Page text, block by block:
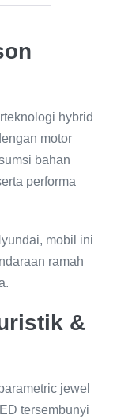
hybrid
motor
bahan
performa
mobil ini
ramah
&
jewel
tersembunyi